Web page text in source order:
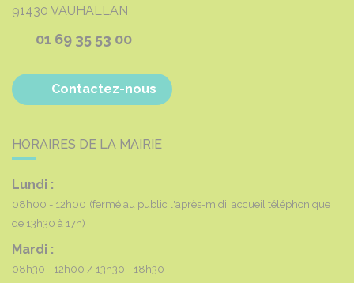
91430 VAUHALLAN
01 69 35 53 00
Contactez-nous
HORAIRES DE LA MAIRIE
Lundi :
08h00 - 12h00 (fermé au public l'après-midi, accueil téléphonique
de 13h30 à 17h)
Mardi :
08h30 - 12h00 13h30 - 18h30